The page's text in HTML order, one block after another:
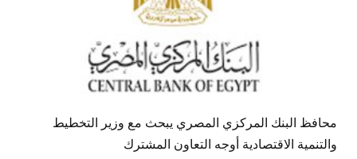
محافظ البنك المركزي المصري يبحث مع وزير التخطيط
والتنمية الاقتصادية أوجه التعاون المشترك